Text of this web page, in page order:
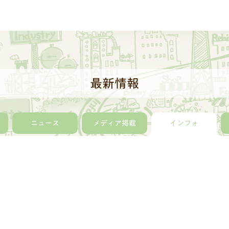
最新情報
ニュース メディア掲載 インフォ